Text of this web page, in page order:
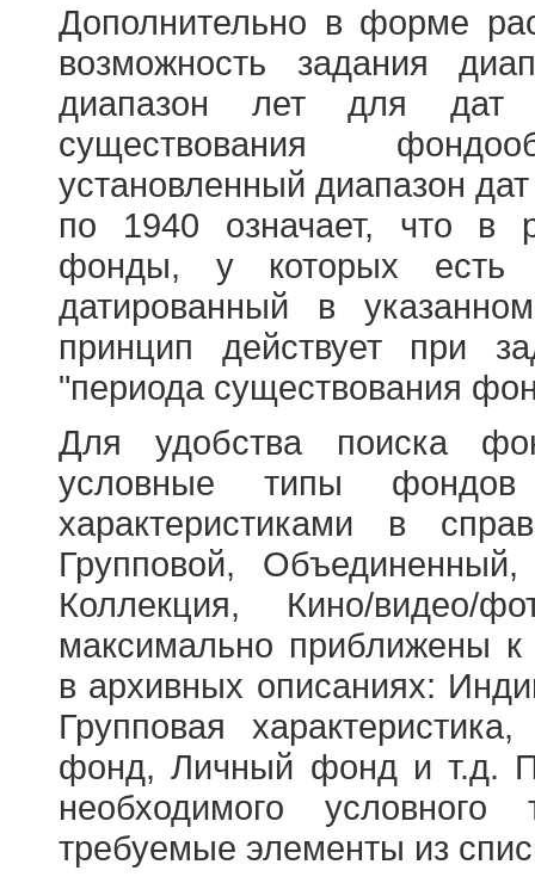
Дополнительно в форме
возможность задания
диапазон лет для
существования
установленный диапазон
по 1940 означает, что в
фонды, у которых есть
датированный в
принцип действует при
"периода существования
Для удобства поиска
условные типы
характеристиками в
Групповой,
Коллекция, Кино/
максимально приближены
в архивных описаниях:
Групповая
фонд, Личный фонд и т.д.
необходимого
требуемые элементы из